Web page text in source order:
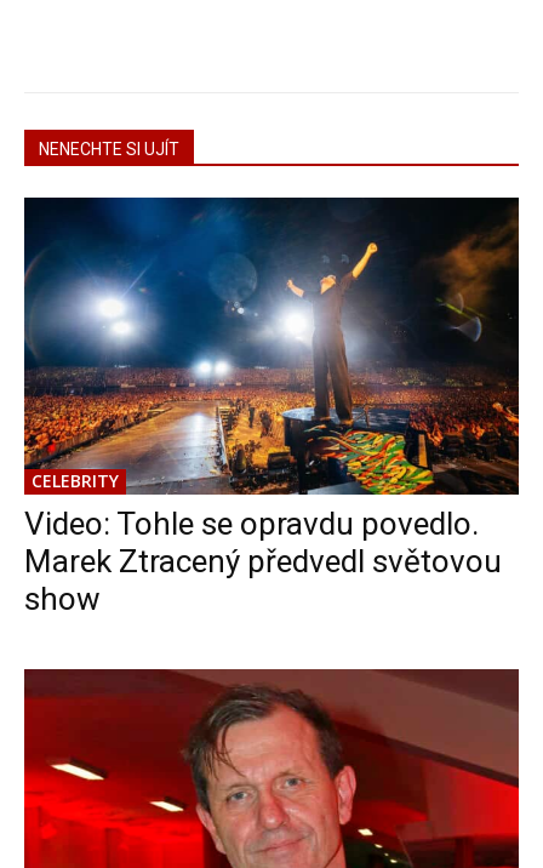
NENECHTE SI UJÍT
CELEBRITY
Video: Tohle se opravdu povedlo.
Marek Ztracený předvedl světovou
show